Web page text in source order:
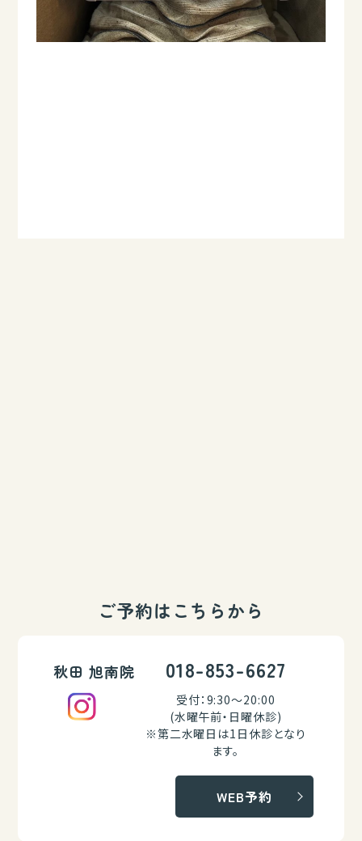
ご予約はこちらから
秋田 旭南院 018-853-6627
受付：9:30～20:00
(水曜午前・日曜休診)
※第二水曜日は1日休診となり
ます。
WEB予約